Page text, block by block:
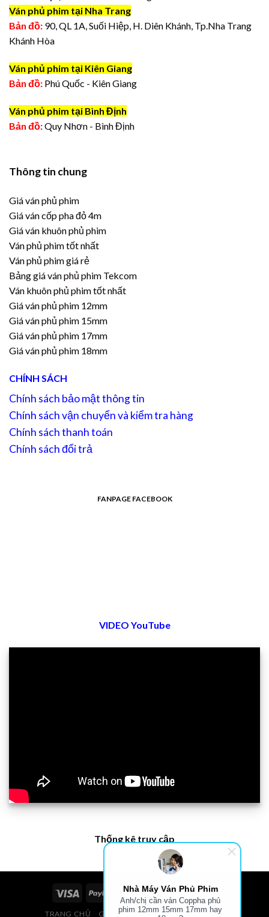
Ván phủ phim tại Nha Trang
Bản đồ: 90, QL 1A, Suối Hiệp, H. Diên Khánh, Tp.Nha Trang
Khánh Hòa
Ván phủ phim tại Kiên Giang
Bản đồ: Phú Quốc - Kiên Giang
Ván phủ phim tại Bình Định
Bản đồ:Quy Nhơn - Bình Định
Thông tin chung
Giá ván phủ phim
Giá ván cốp pha đỏ 4m
Giá ván khuôn phủ phim
Ván phủ phim tốt nhất
Ván phủ phim giá rẻ
Bảng giá ván phủ phim Tekcom
Ván khuôn phủ phim tốt nhất
Giá ván phủ phim 12mm
Giá ván phủ phim 15mm
Giá ván phủ phim 17mm
Giá ván phủ phim 18mm
CHÍNH SÁCH
Chính sách bảo mật thông tin
Chính sách vận chuyển và kiểm tra hàng
Chính sách thanh toán
Chính sách đổi trả
FANPAGE FACEBOOK
VIDEO YouTube
Thống kê truy cập
TRANG CHỦ GIÁ VÁN PHỦ PHIM, VÁN COPPHA
Nhà Máy Ván Phủ Phim
Anh/chị cần ván Coppha phủ
phim 12mm 15mm 17mm hay